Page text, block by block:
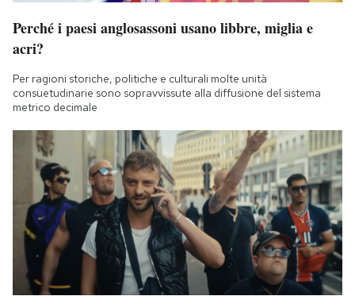
Perché i paesi anglosassoni usano libbre, miglia e
acri?
Per ragioni storiche, politiche e culturali molte unità
consuetudinarie sono sopravvissute alla diffusione del sistema
metrico decimale